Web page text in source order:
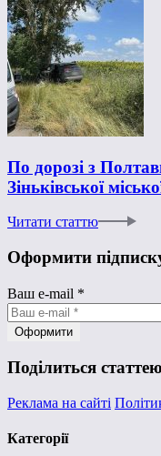
По дорозі з
Зіньківської
Читати статтю
Оформити
Ваш e-mail *
Поділиться
Реклама на сайті
Категорії